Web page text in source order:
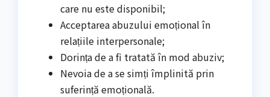
care nu este disponibil;
Acceptarea abuzului emoțional în
relațiile interpersonale;
Dorința de a fi tratată în mod abuziv;
Nevoia de a se simți împlinită prin
suferință emoțională.